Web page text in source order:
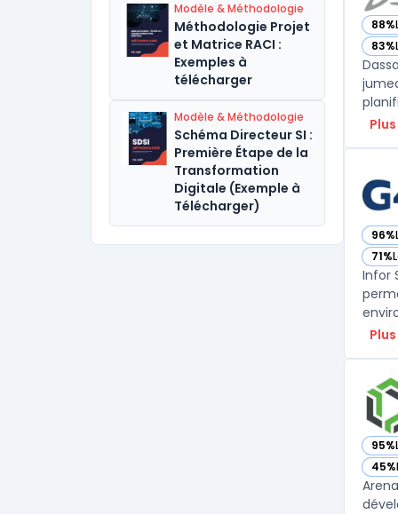
Modèle & Méthodologie
Méthodologie Projet
et Matrice RACI :
Exemples à
télécharger
Modèle & Méthodologie
Schéma Directeur SI :
Première Étape de la
Transformation
Digitale (Exemple à
Télécharger)
88%
—
83%
—
96%
—
71%
—
Infor
95%
—
45%
—